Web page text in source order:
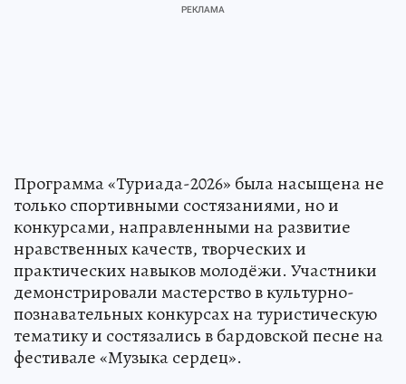
Программа «Туриада-2026» была насыщена не
только спортивными состязаниями, но и
конкурсами, направленными на развитие
нравственных качеств, творческих и
практических навыков молодёжи. Участники
демонстрировали мастерство в культурно-
познавательных конкурсах на туристическую
тематику и состязались в бардовской песне на
фестивале «Музыка сердец».